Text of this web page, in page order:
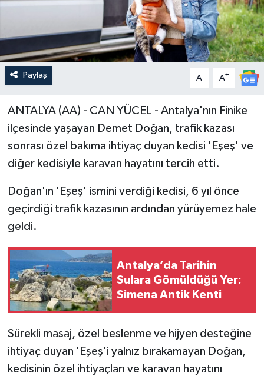
Paylaş A- A+
ANTALYA (AA) - CAN YÜCEL - Antalya'nın Finike
ilçesinde yaşayan Demet Doğan, trafik kazası
sonrası özel bakıma ihtiyaç duyan kedisi 'Eşeş' ve
diğer kedisiyle karavan hayatını tercih etti.
Doğan'ın 'Eşeş' ismini verdiği kedisi, 6 yıl önce
geçirdiği trafik kazasının ardından yürüyemez hale
geldi.
Antalya’da Tarihin
Sulara Gömüldüğü Yer:
Simena Antik Kenti
Sürekli masaj, özel beslenme ve hijyen desteğine
ihtiyaç duyan 'Eşeş'i yalnız bırakamayan Doğan,
kedisinin özel ihtiyaçları ve karavan hayatını